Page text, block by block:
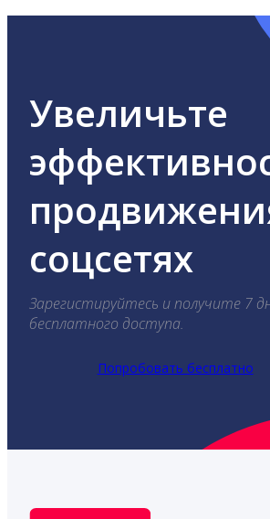
Увеличьте
соцсетях
Зарегистируйтесь и получите 7
бесплатного доступа.
Попробовать бесплатно